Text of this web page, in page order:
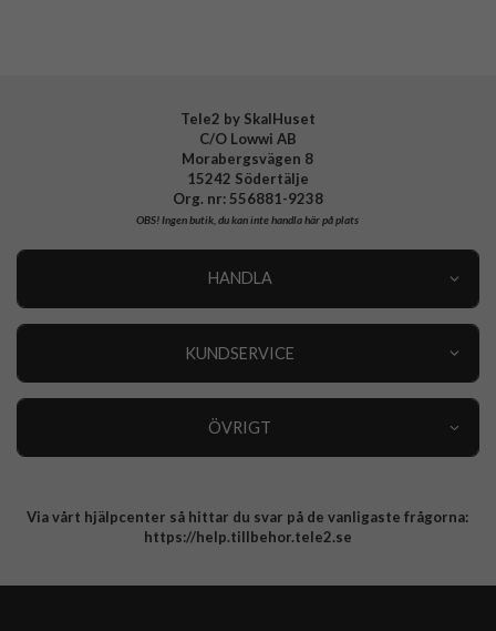
Tele2 by SkalHuset
C/O Lowwi AB
Morabergsvägen 8
15242 Södertälje
Org. nr: 556881-9238
OBS!Ingen butik, du kan inte handla här på plats
HANDLA
KUNDSERVICE
ÖVRIGT
Integritetspolicy
Via vårt hjälpcenter så hittar du svar på de vanligaste frågorna:
https://help.tillbehor.tele2.se